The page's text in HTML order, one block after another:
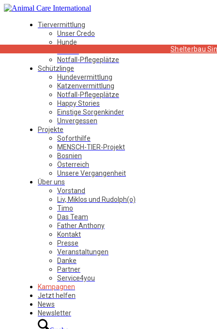
Tiervermittlung
Unser Credo
Hunde
Notfall-Pflegeplätze
Schützlinge
Hundevermittlung
Katzenvermittlung
Notfall-Pflegeplätze
Happy Stories
Einstige Sorgenkinder
Unvergessen
Projekte
Soforthilfe
MENSCH-TIER-Projekt
Bosnien
Österreich
Unsere Vergangenheit
Über uns
Vorstand
Liv, Miklos und Rudolph(o)
Timo
Das Team
Father Anthony
Kontakt
Presse
Veranstaltungen
Danke
Partner
Service4you
Kampagnen
Shelterbau
Jetzt helfen
News
Newsletter